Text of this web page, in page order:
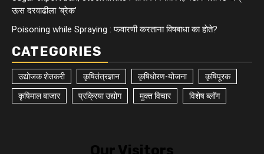
ऊस दरवाढीला ‘ब्रेक’
Poisoning while Spraying : फवारणी करताना विषबाधा का हाेते?
CATEGORIES
उद्योजक शेतकरी कृषितंत्रज्ञान कृषिधोरण-योजना कृषिपूरक
कृषिमाल बाजार प्रक्रिया उद्योग मुक्त विचार विशेष ब्लॉग
Our Visitors